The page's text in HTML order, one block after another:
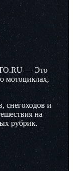
— Это
мотоциклах,
снегоходов и
на
рубрик.